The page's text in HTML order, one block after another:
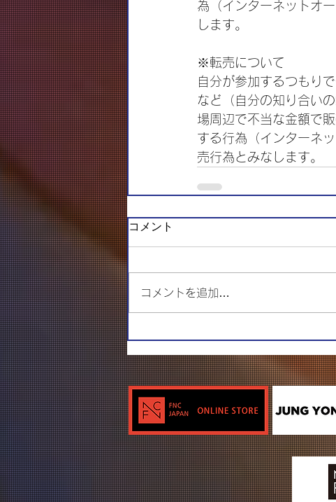
為（インターネットオ
します。
※転売について
自分が参加するつもり
など（自分の知り合い
場周辺で不当な金額で
する行為（インターネ
売行為とみなします。
コメント
コメントを追加…